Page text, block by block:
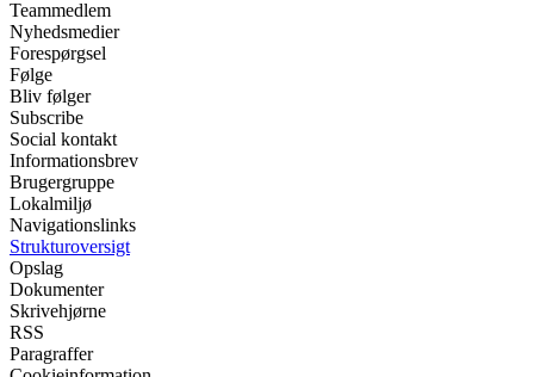
Teammedlem
Nyhedsmedier
Forespørgsel
Følge
Bliv følger
Subscribe
Social kontakt
Informationsbrev
Brugergruppe
Lokalmiljø
Navigationslinks
Strukturoversigt
Opslag
Dokumenter
Skrivehjørne
RSS
Paragraffer